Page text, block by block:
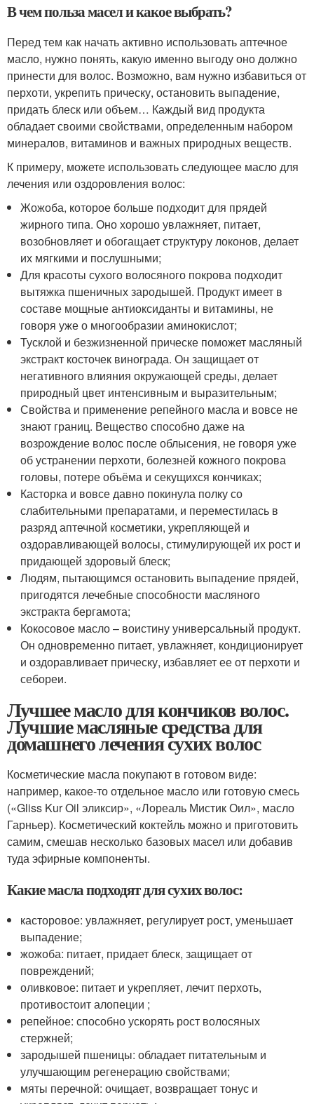
В чем польза масел и какое выбрать?
Перед тем как начать активно использовать аптечное
масло, нужно понять, какую именно выгоду оно должно
принести для волос. Возможно, вам нужно избавиться от
перхоти, укрепить прическу, остановить выпадение,
придать блеск или объем… Каждый вид продукта
обладает своими свойствами, определенным набором
минералов, витаминов и важных природных веществ.
К примеру, можете использовать следующее масло для
лечения или оздоровления волос:
Жожоба, которое больше подходит для прядей
жирного типа. Оно хорошо увлажняет, питает,
возобновляет и обогащает структуру локонов, делает
их мягкими и послушными;
Для красоты сухого волосяного покрова подходит
вытяжка пшеничных зародышей. Продукт имеет в
составе мощные антиоксиданты и витамины, не
говоря уже о многообразии аминокислот;
Тусклой и безжизненной прическе поможет масляный
экстракт косточек винограда. Он защищает от
негативного влияния окружающей среды, делает
природный цвет интенсивным и выразительным;
Свойства и применение репейного масла и вовсе не
знают границ. Вещество способно даже на
возрождение волос после облысения, не говоря уже
об устранении перхоти, болезней кожного покрова
головы, потере объёма и секущихся кончиках;
Касторка и вовсе давно покинула полку со
слабительными препаратами, и переместилась в
разряд аптечной косметики, укрепляющей и
оздоравливающей волосы, стимулирующей их рост и
придающей здоровый блеск;
Людям, пытающимся остановить выпадение прядей,
пригодятся лечебные способности масляного
экстракта бергамота;
Кокосовое масло – воистину универсальный продукт.
Он одновременно питает, увлажняет, кондиционирует
и оздоравливает прическу, избавляет ее от перхоти и
себореи.
Лучшее масло для кончиков волос.
Лучшие масляные средства для
домашнего лечения сухих волос
Косметические масла покупают в готовом виде:
например, какое-то отдельное масло или готовую смесь
(«Gliss Kur Oil эликсир», «Лореаль Мистик Оил», масло
Гарньер). Косметический коктейль можно и приготовить
самим, смешав несколько базовых масел или добавив
туда эфирные компоненты.
Какие масла подходят для сухих волос:
касторовое: увлажняет, регулирует рост, уменьшает
выпадение;
жожоба: питает, придает блеск, защищает от
повреждений;
оливковое: питает и укрепляет, лечит перхоть,
противостоит алопеции ;
репейное: способно ускорять рост волосяных
стержней;
зародышей пшеницы: обладает питательным и
улучшающим регенерацию свойствами;
мяты перечной: очищает, возвращает тонус и